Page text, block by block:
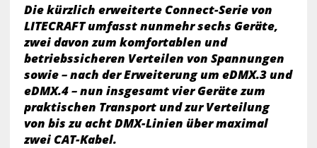
Die kürzlich erweiterte Connect-Serie von
LITECRAFT umfasst nunmehr sechs Geräte,
zwei davon zum komfortablen und
betriebssicheren Verteilen von Spannungen
sowie – nach der Erweiterung um eDMX.3 und
eDMX.4 – nun insgesamt vier Geräte zum
praktischen Transport und zur Verteilung
von bis zu acht DMX-Linien über maximal
zwei CAT-Kabel.